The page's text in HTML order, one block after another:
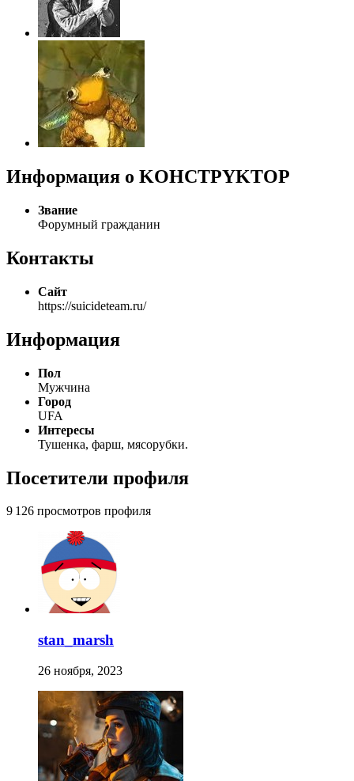
Информация о KOHCTPYKTOP
Звание
Форумный гражданин
Контакты
Сайт
https://suicideteam.ru/
Информация
Пол
Мужчина
Город
UFA
Интересы
Тушенка, фарш, мясорубки.
Посетители профиля
9 126 просмотров профиля
stan_marsh
26 ноября, 2023